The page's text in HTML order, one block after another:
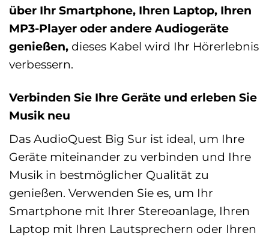
über Ihr Smartphone, Ihren Laptop, Ihren
MP3-Player oder andere Audiogeräte
genießen, dieses Kabel wird Ihr Hörerlebnis
verbessern.
Verbinden Sie Ihre Geräte und erleben Sie
Musik neu
Das AudioQuest Big Sur ist ideal, um Ihre
Geräte miteinander zu verbinden und Ihre
Musik in bestmöglicher Qualität zu
genießen. Verwenden Sie es, um Ihr
Smartphone mit Ihrer Stereoanlage, Ihren
Laptop mit Ihren Lautsprechern oder Ihren